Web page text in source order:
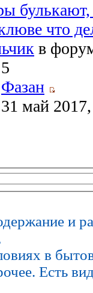
булькают,
что
в
5
Фазан
31 май
и
в
Есть